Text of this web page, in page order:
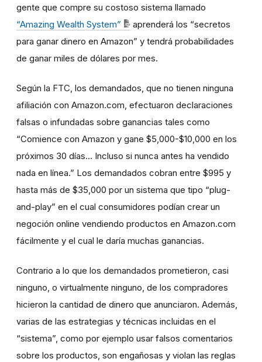
gente que compre su costoso sistema llamado
“Amazing Wealth System”
aprenderá los “secretos
para ganar dinero en Amazon” y tendrá probabilidades
de ganar miles de dólares por mes.
Según la FTC, los demandados, que no tienen ninguna
afiliación con Amazon.com, efectuaron declaraciones
falsas o infundadas sobre ganancias tales como
“Comience con Amazon y gane $5,000-$10,000 en los
próximos 30 días... Incluso si nunca antes ha vendido
nada en línea.” Los demandados cobran entre $995 y
hasta más de $35,000 por un sistema que tipo “plug-
and-play” en el cual consumidores podían crear un
negoción online vendiendo productos en Amazon.com
fácilmente y el cual le daría muchas ganancias.
Contrario a lo que los demandados prometieron, casi
ninguno, o virtualmente ninguno, de los compradores
hicieron la cantidad de dinero que anunciaron. Además,
varias de las estrategias y técnicas incluidas en el
“sistema”, como por ejemplo usar falsos comentarios
sobre los productos, son engañosas y violan las reglas